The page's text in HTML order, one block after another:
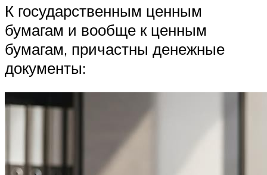
К государственным ценным
бумагам и вообще к ценным
бумагам, причастны денежные
документы: